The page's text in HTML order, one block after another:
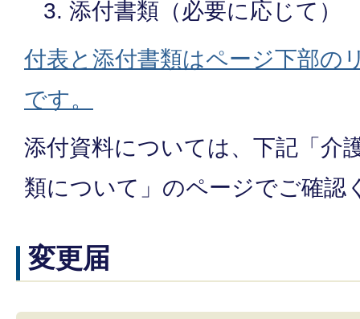
添付書類（必要に応じて）
付表と添付書類はページ下部の
です。
添付資料については、下記「介
類について」のページでご確認
変更届